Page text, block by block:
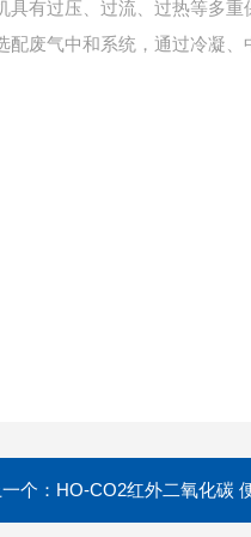
具有过压、过流、过热等多重
配废气中和系统，通过冷凝
个： HO-CO2红外二氧化碳